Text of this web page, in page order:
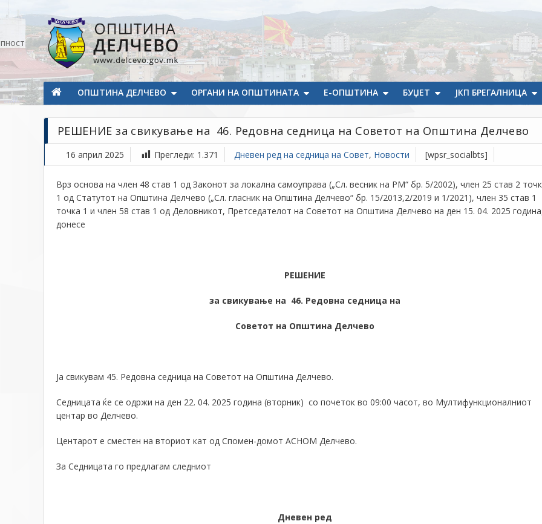
Општина Делчево
Општина Делчево
ОПШТИНА ДЕЛЧЕВО ОРГАНИ НА ОПШТИНАТА Е-ОПШТИНА БУЏЕТ ЈКП БРЕГАЛНИЦА
РЕШЕНИЕ за свикување на 46. Редовна седница на Советот на Општина Делчево
16 април 2025 Прегледи: 1.371 Дневен ред на седница на Совет, Новости [wpsr_socialbts]
Врз основа на член 48 став 1 од Законот за локална самоуправа („Сл. весник на РМ“ бр. 5/2002), член 25 став 2
1 од Статутот на Општина Делчево („Сл. гласник на Општина Делчево“ бр. 15/2013,2/2019 и 1/2021), член 35 став 1
точка 1 и член 58 став 1 од Деловникот, Претседателот на Советот на Општина Делчево на ден 15. 04. 2025
донесe
РЕШЕНИЕ
за свикување на 46. Редовна седница на
Советот на Општина Делчево
Ја свикувам 45. Редовна седница на Советот на Општина Делчево.
Седницата ќе се одржи на ден 22. 04. 2025 година (вторник) со почеток во 09:00 часот, во Мултифункционалниот
центар во Делчево.
Центарот е сместен на вториот кат од Спомен-домот АСНОМ Делчево.
За Седницата го предлагам следниот
Дневен ред